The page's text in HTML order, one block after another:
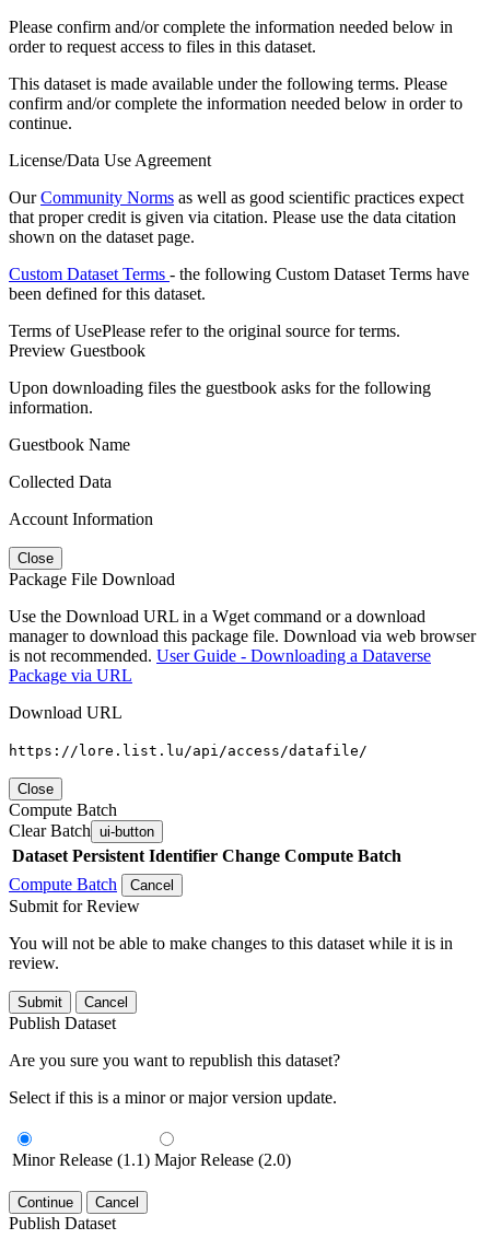
Please confirm and/or complete the information needed below in
order to request access to files in this dataset.
This dataset is made available under the following terms. Please
confirm and/or complete the information needed below in order to
continue.
License/Data Use Agreement
OurCommunity Norms as well as good scientific practices expect
that proper credit is given via citation. Please use the data citation
shown on the dataset page.
Custom Dataset Terms - the following Custom Dataset Terms have
been defined for this dataset.
Terms of UsePlease refer to the original source for terms.
Preview Guestbook
Upon downloading files the guestbook asks for the following
information.
Guestbook Name
Collected Data
Account Information
Close
Package File Download
Use the Download URL in a Wget command or a download
manager to download this package file. Download via web browser
is not recommended. User Guide - Downloading a Dataverse
Package via URL
Download URL
https://lore.list.lu/api/access/datafile/
Close
Compute Batch
Clear Batch ui-button
Dataset Persistent Identifier Change Compute Batch
Compute Batch
Cancel
Submit for Review
You will not be able to make changes to this dataset while it is in
review.
Submit Cancel
Publish Dataset
Are you sure you want to republish this dataset?
Select if this is a minor or major version update.
Minor Release (1.1) Major Release (2.0)
Continue Cancel
Publish Dataset